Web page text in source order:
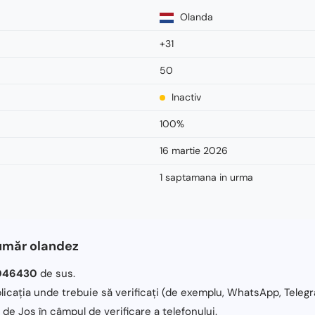
Olanda
+31
50
Inactiv
100%
16 martie 2026
1 saptamana in urma
olandez
de sus.
unde trebuie să verificați (de exemplu, WhatsApp,
Jos în câmpul de verificare a telefonului.